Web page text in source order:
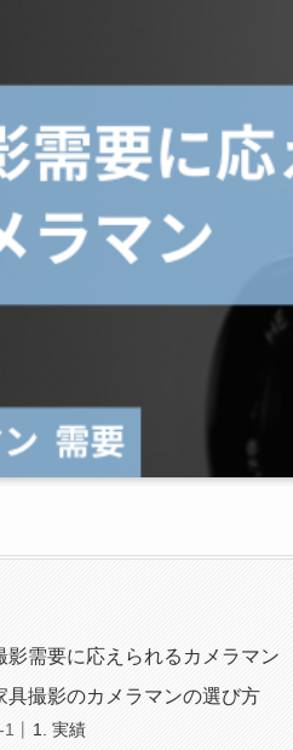
影需要に応えられるカメラマン
具撮影のカメラマンの選び方
1. 実績